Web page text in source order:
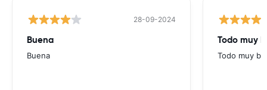
28-09-2024
Buena
Buena
Todo muy
Todo muy